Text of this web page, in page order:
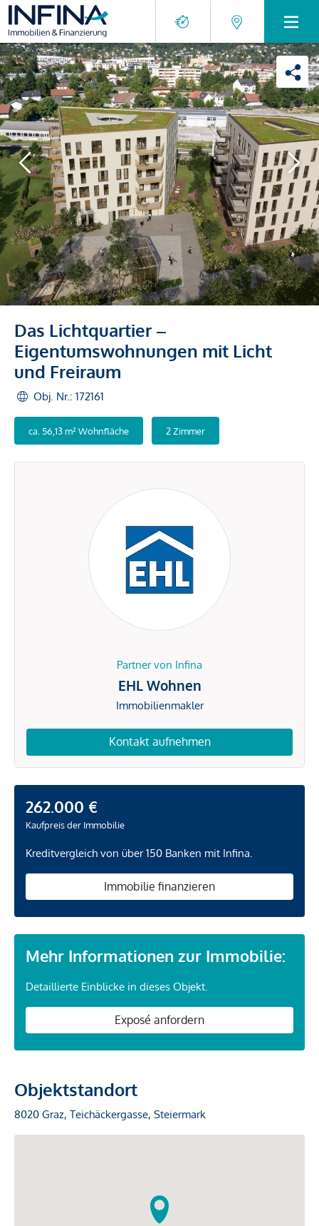
Das Lichtquartier –
Eigentumswohnungen mit Licht
und Freiraum
Obj. Nr.: 172161
ca. 56,13 m² Wohnfläche 2 Zimmer
Partner von Infina
EHL Wohnen
Immobilienmakler
Kontakt aufnehmen
262.000 €
Kaufpreis der Immobilie
Kreditvergleich von über 150 Banken mit Infina.
Immobilie finanzieren
Mehr Informationen zur Immobilie:
Detaillierte Einblicke in dieses Objekt.
Exposé anfordern
Objektstandort
8020 Graz, Teichäckergasse, Steiermark